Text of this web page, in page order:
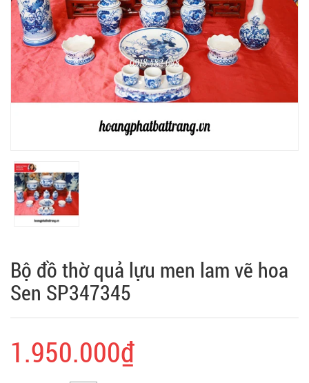
Bộ đồ thờ quả lựu men lam vẽ hoa
Sen SP347345
1.950.000₫